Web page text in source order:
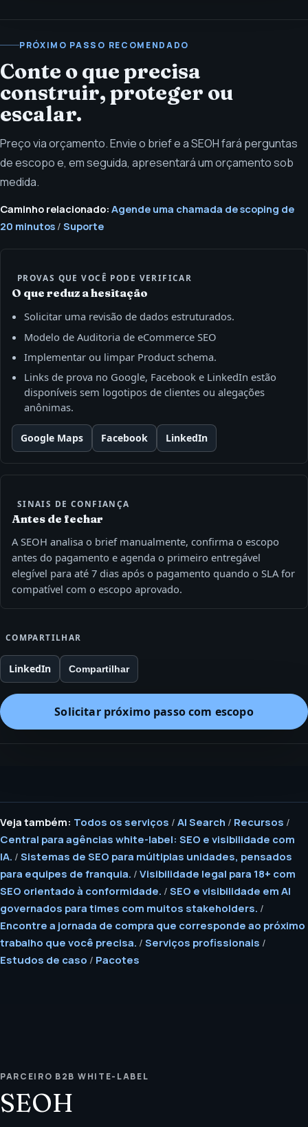
PRÓXIMO PASSO RECOMENDADO
Conte o que precisa
construir, proteger ou
escalar.
Preço via orçamento. Envie o brief e a SEOH fará perguntas
de escopo e, em seguida, apresentará um orçamento sob
medida.
Caminho relacionado: Agende uma chamada de scoping de
20 minutos / Suporte
PROVAS QUE VOCÊ PODE VERIFICAR
O que reduz a hesitação
Solicitar uma revisão de dados estruturados.
Modelo de Auditoria de eCommerce SEO
Implementar ou limpar Product schema.
Links de prova no Google, Facebook e LinkedIn estão
disponíveis sem logotipos de clientes ou alegações
anônimas.
Google Maps Facebook LinkedIn
SINAIS DE CONFIANÇA
Antes de fechar
A SEOH analisa o brief manualmente, confirma o escopo
antes do pagamento e agenda o primeiro entregável
elegível para até 7 dias após o pagamento quando o SLA for
compatível com o escopo aprovado.
COMPARTILHAR
LinkedIn Compartilhar
Solicitar próximo passo com escopo
Veja também: Todos os serviços / AI Search / Recursos /
Central para agências white-label: SEO e visibilidade com
IA. / Sistemas de SEO para múltiplas unidades, pensados
para equipes de franquia. / Visibilidade legal para 18+ com
SEO orientado à conformidade. / SEO e visibilidade em AI
governados para times com muitos stakeholders. /
Encontre a jornada de compra que corresponde ao próximo
trabalho que você precisa. / Serviços profissionais /
Estudos de caso / Pacotes
PARCEIRO B2B WHITE-LABEL
SEOH